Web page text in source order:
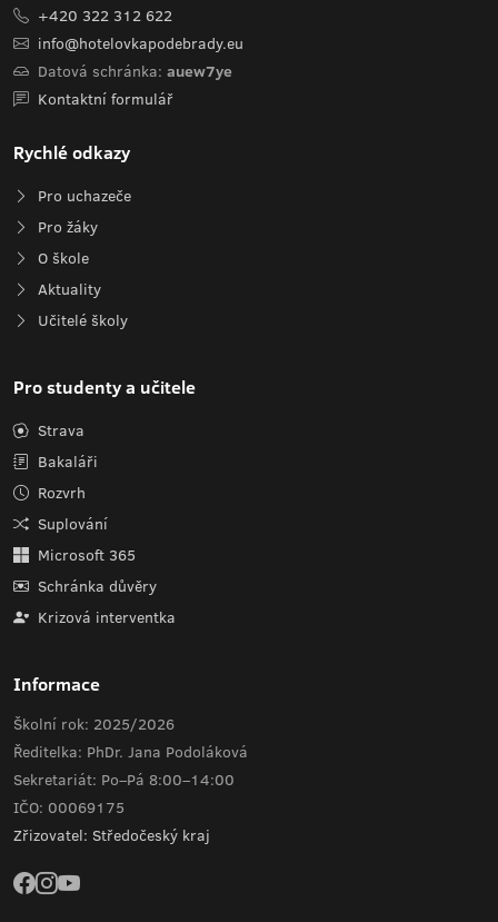
+420 322 312 622
info@hotelovkapodebrady.eu
Datová schránka: auew7ye
Kontaktní formulář
Rychlé odkazy
Pro uchazeče
Pro žáky
O škole
Aktuality
Učitelé školy
Pro studenty a učitele
Strava
Bakaláři
Rozvrh
Suplování
Microsoft 365
Schránka důvěry
Krizová interventka
Informace
Školní rok: 2025/2026
Ředitelka: PhDr. Jana Podoláková
Sekretariát: Po–Pá 8:00–14:00
IČO: 00069175
Zřizovatel: Středočeský kraj